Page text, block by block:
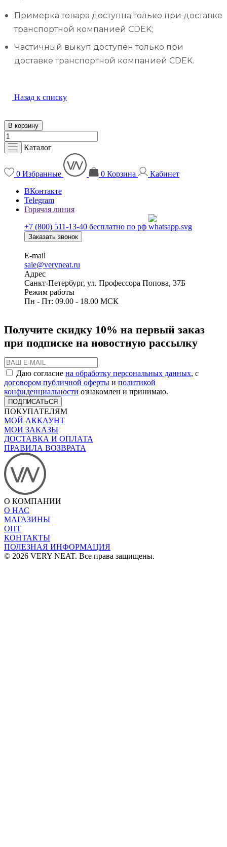
Примерка товара доступна только при доставке
транспортной компанией CDEK;
Частичный выкуп доступен только при
доставке транспортной компанией CDEK.
Назад к списку
В корзину
Каталог
0 Избранные 0 Корзина
Кабинет
ВКонтакте
Telegram
Горячая линия
+7 (800) 511-13-40 бесплатно по рф
Заказать звонок
E-mail
sale@veryneat.ru
Адрес
Санкт-Петербург, ул. Профессора Попова, 37Б
Режим работы
Пн - Пт: 09.00 - 18.00 МСК
Получите скидку 10% на первый заказ
при подписке на новостную рассылку
Даю согласие на обработку персональных данных, с
договором публичной оферты и политикой
конфиденциальности ознакомлен и принимаю.
ПОДПИСАТЬСЯ
ПОКУПАТЕЛЯМ
МОЙ АККАУНТ
МОИ ЗАКАЗЫ
ДОСТАВКА И ОПЛАТА
ПРАВИЛА ВОЗВРАТА
О КОМПАНИИ
О НАС
МАГАЗИНЫ
ОПТ
КОНТАКТЫ
ПОЛЕЗНАЯ ИНФОРМАЦИЯ
© 2026 VERY NEAT. Все права защищены.